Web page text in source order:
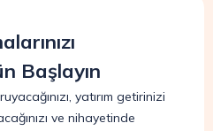
Başlayın
yatırım getirinizi
ve nihayetinde